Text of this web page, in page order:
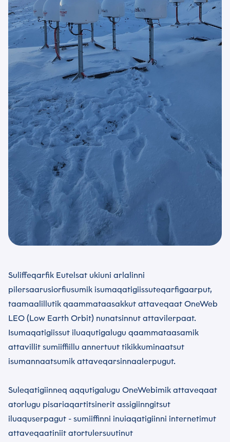
Suliffeqarfik Eutelsat ukiuni arlalinni
pilersaarusiorfiusumik isumaqatigiissuteqarfigaarput,
taamaalillutik qaammataasakkut attaveqaat OneWeb
LEO (Low Earth Orbit) nunatsinnut attavilerpaat.
Isumaqatigiissut iluaqutigalugu qaammataasamik
attavillit sumiiffiillu annertuut tikikkuminaatsut
isumannaatsumik attaveqarsinnaalerpugut.
Suleqatigiinneq aqqutigalugu OneWebimik attaveqaat
atorlugu pisariaqartitsinerit assigiinngitsut
iluaquserpagut - sumiiffinni inuiaqatigiinni internetimut
attaveqaatiniit atortulersuutinut
Suussuseq
Sammisaq
Allaatiginninneq
Kakkiussat
Toqqaagit
Akuerivara paasissutissat tunniusakka inunnut
paasissutissat pillugitTusassimi politikkimut
*
Nassiuguk